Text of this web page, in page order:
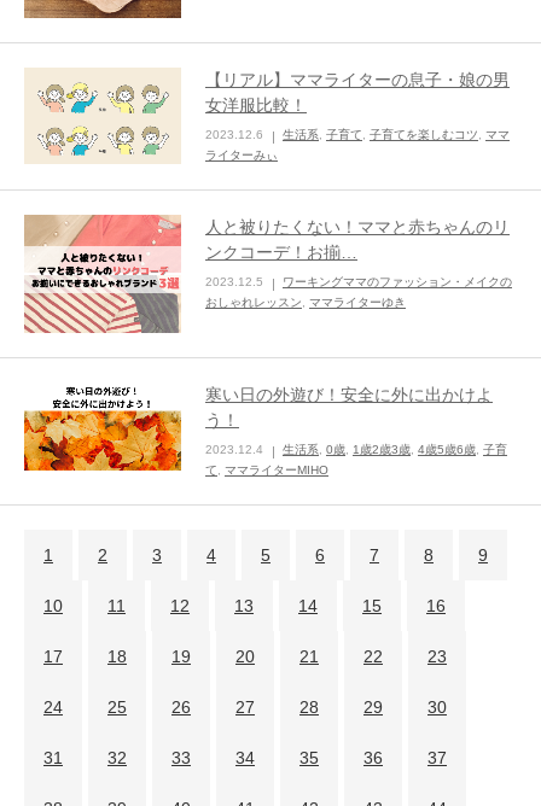
【リアル】ママライターの息子・娘の男
女洋服比較！
2023.12.6 生活系 子育て 子育てを楽しむコツ
ママ
ライターみぃ
人と被りたくない！ママと赤ちゃんのリ
ンクコーデ！お揃…
2023.12.5
ワーキングママのファッション・メイクの
おしゃれレッスン
ママライターゆき
寒い日の外遊び！安全に外に出かけよ
う！
2023.12.4 生活系 0歳 1歳2歳3歳 4歳5歳6歳 子育
て
ママライターMIHO
1 2 3 4 5 6 7 8 9
10 11 12 13 14 15 16
17 18 19 20 21 22 23
24 25 26 27 28 29 30
31 32 33 34 35 36 37